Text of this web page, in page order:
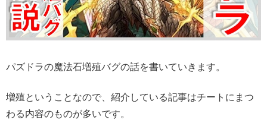
パズドラの魔法石増殖バグの話を書いていきます。
増殖ということなので、紹介している記事はチートにまつ
わる内容のものが多いです。